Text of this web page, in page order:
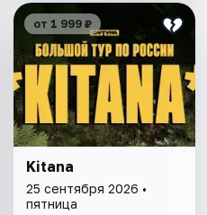
от 1 999 ₽
Kitana
25 сентября 2026 •
пятница